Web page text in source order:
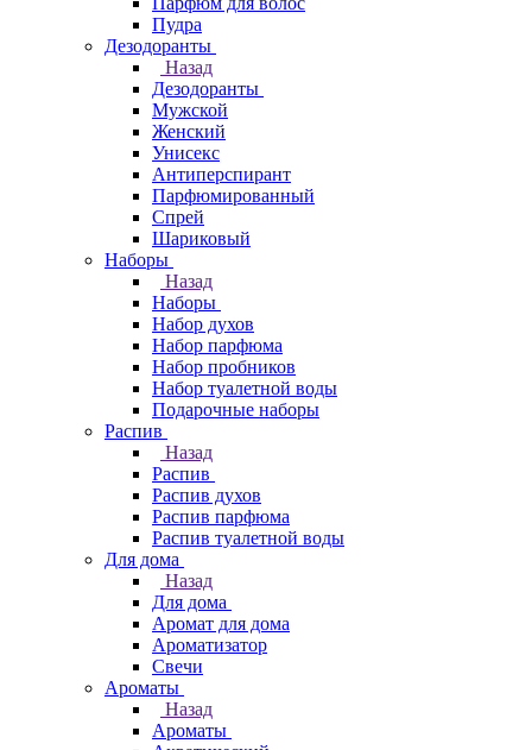
Пудра
Дезодоранты
Назад
Дезодоранты
Мужской
Женский
Унисекс
Антиперспирант
Парфюмированный
Спрей
Шариковый
Наборы
Назад
Наборы
Набор духов
Набор парфюма
Набор пробников
Набор туалетной воды
Подарочные наборы
Распив
Назад
Распив
Распив духов
Распив парфюма
Распив туалетной воды
Для дома
Назад
Для дома
Аромат для дома
Ароматизатор
Свечи
Ароматы
Назад
Ароматы